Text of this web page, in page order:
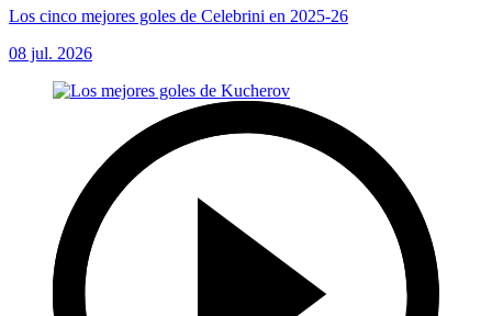
Los cinco mejores goles de Celebrini en 2025-26
08 jul. 2026